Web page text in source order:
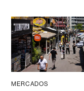
MERCADOS